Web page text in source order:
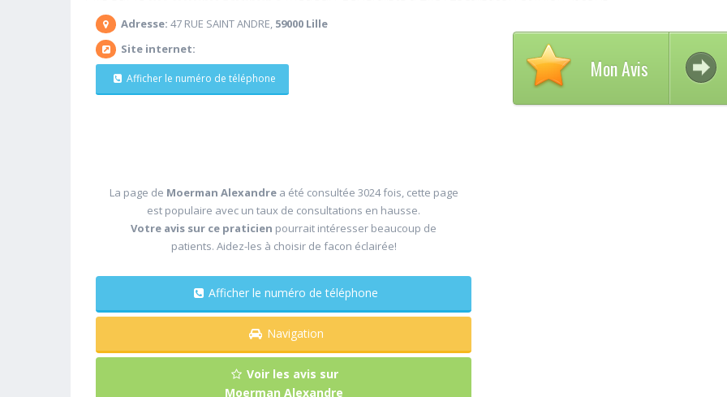
Adresse: 47 RUE SAINT ANDRE, 59000 Lille
Site internet:
Afficher le numéro de téléphone
La page de Moerman Alexandre a été consultée 3024 fois, cette page
est populaire avec un taux de consultations en hausse.
Votre avis sur ce praticien pourrait intéresser beaucoup de
patients. Aidez-les à choisir de facon éclairée!
Afficher le numéro de téléphone
Navigation
Voir les avis sur
Moerman Alexandre
Mon Avis